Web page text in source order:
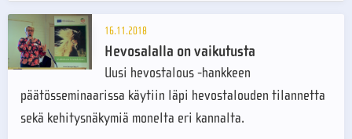
16.11.2018
Hevosalalla on vaikutusta
Uusi hevostalous -hankkeen
päätösseminaarissa käytiin läpi hevostalouden tilannetta
sekä kehitysnäkymiä monelta eri kannalta.